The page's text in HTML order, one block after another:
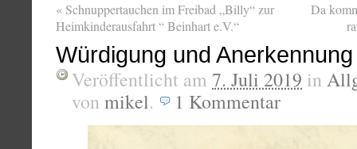
« Schnuppertauchen im Freibad „Billy“ zur
Heimkinderausfahrt “ Beinhart e.V.“
Da
Würdigung und Anerkennung
Veröffentlicht am 7. Juli 2019 in
von mikel. 1 Kommentar